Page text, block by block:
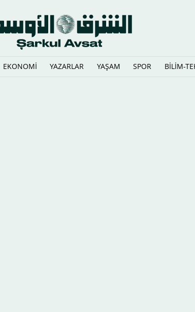
EKONOMİ YAZARLAR YAŞAM SPOR BİLİM-